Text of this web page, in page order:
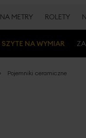
NA METRY ROLETY
SZYTE NA WYMIAR
Pojemniki ceramiczne